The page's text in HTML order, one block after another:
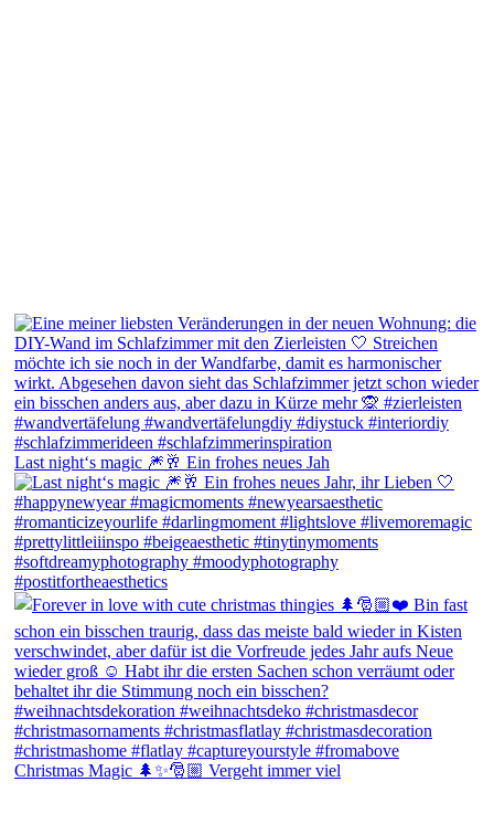
Last night‘s magic 🎆🥂 Ein frohes neues Jah
Christmas Magic 🌲✨🎅🏼 Vergeht immer viel